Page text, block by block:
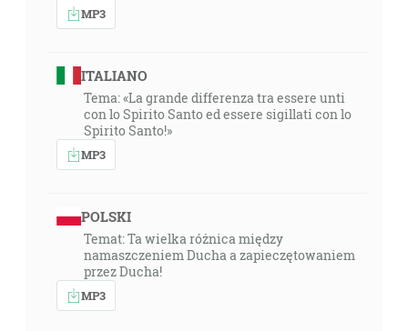
MP3
ITALIANO
Tema: «La grande differenza tra essere unti
con lo Spirito Santo ed essere sigillati con lo
Spirito Santo!»
MP3
POLSKI
Temat: Ta wielka różnica między
namaszczeniem Ducha a zapieczętowaniem
przez Ducha!
MP3